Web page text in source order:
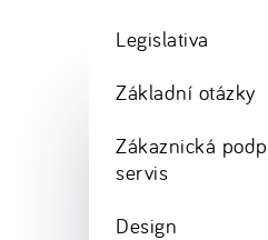
Legislativa
Základní otázky
Zákaznická
servis
Design